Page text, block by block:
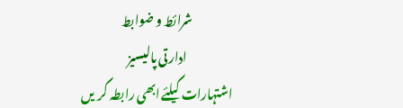
شرائط و ضوابط
ادارتی پالیسیز
اشتہارات کیلئے ابھی رابطہ کریں